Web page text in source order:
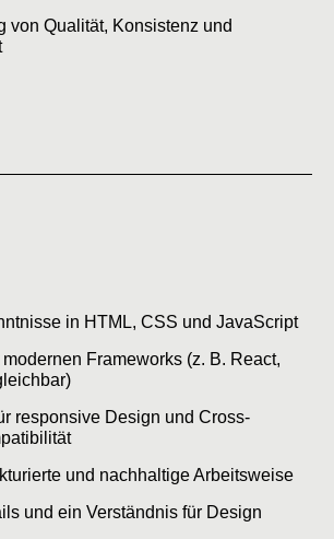
von Qualität, Konsistenz und
in HTML, CSS und JavaScript
Frameworks (z. B. React,
responsive Design und Cross-
und nachhaltige Arbeitsweise
und ein Verständnis für Design